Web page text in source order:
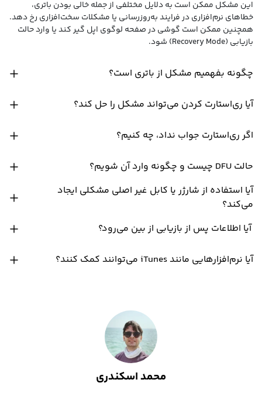
این مشکل ممکن است به دلایل مختلفی از جمله خالی بودن باتری،
خطاهای نرم‌افزاری در فرایند به‌روزرسانی یا مشکلات سخت‌افزاری رخ دهد.
همچنین ممکن است گوشی در صفحه لوگوی اپل گیر کند یا وارد حالت
بازیابی (Recovery Mode) شود.
چگونه بفهمیم مشکل از باتری است؟
آیا ری‌استارت کردن می‌تواند مشکل را حل کند؟
اگر ری‌استارت جواب نداد، چه کنیم؟
حالت DFU چیست و چگونه وارد آن شویم؟
آیا استفاده از شارژر یا کابل غیر اصلی مشکلی ایجاد
می‌کند؟
آیا اطلاعات پس از بازیابی از بین می‌رود؟
آیا نرم‌افزارهایی مانند iTunes می‌توانند کمک کنند؟
محمد اسکندری